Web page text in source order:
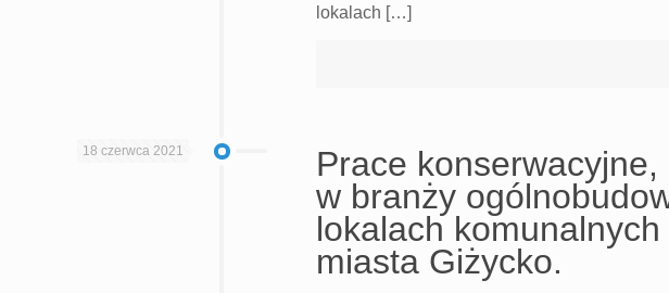
lokalach […]
18 czerwca 2021
Prace
w branży
lokalach
miasta Giżycko.